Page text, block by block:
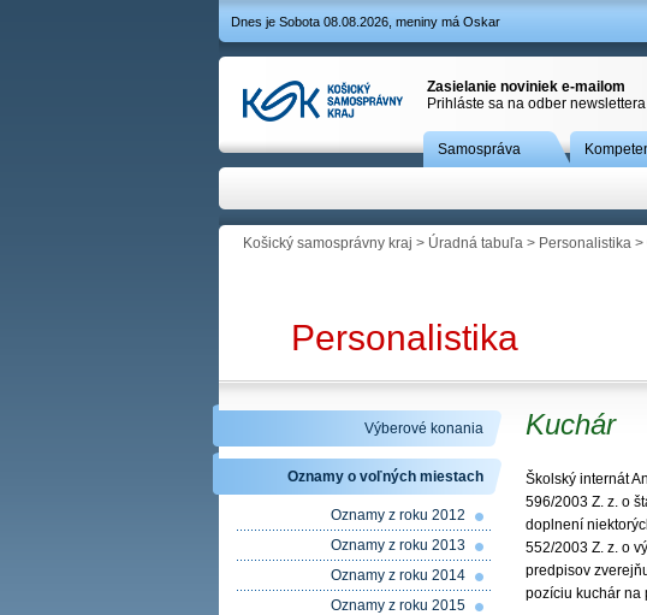
Dnes je Sobota 08.08.2026, meniny má Oskar
Zasielanie noviniek e-mailom
Prihláste sa na odber
Samospráva
Košický samosprávny kraj > Úradná tabuľa > Personalistika >
Personalistika
Kuchár
Školský internát
596/2003 Z. z. o
doplnení
552/2003 Z. z. o
predpisov
pozíciu kuchár na
Výberové konania
Oznamy o voľných miestach
Oznamy z roku 2012
Oznamy z roku 2013
Oznamy z roku 2014
Oznamy z roku 2015